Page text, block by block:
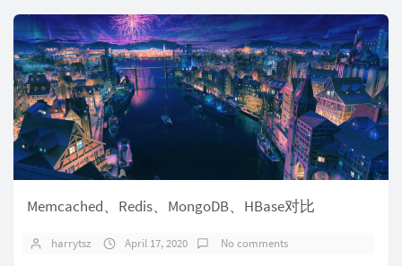
Memcached、Redis、MongoDB、HBase对比
harrytsz April 17, 2020 No comments